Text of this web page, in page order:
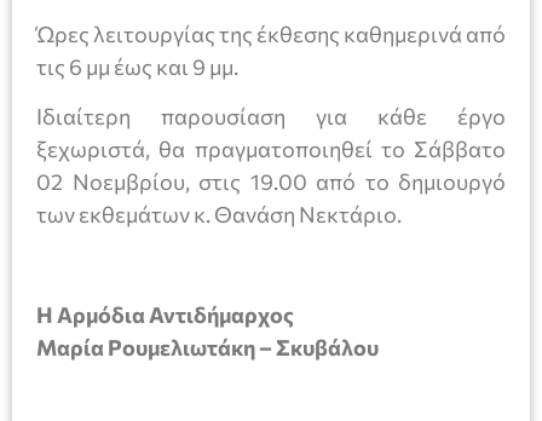
Ώρες λειτουργίας της έκθεσης καθημερινά από
τις 6 μμ έως και 9 μμ.
Ιδιαίτερη παρουσίαση για κάθε έργο
ξεχωριστά, θα πραγματοποιηθεί το Σάββατο
02 Νοεμβρίου, στις 19.00 από το δημιουργό
των εκθεμάτων κ. Θανάση Νεκτάριο.
Η Αρμόδια Αντιδήμαρχος
Μαρία Ρουμελιωτάκη – Σκυβάλου